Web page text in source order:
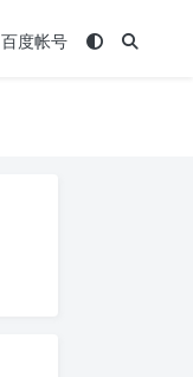
百度帐号